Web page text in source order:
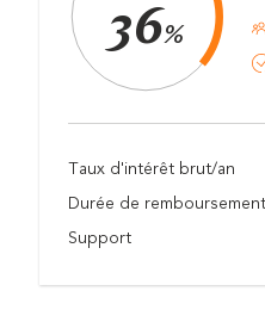
36%
Taux d'intérêt brut/an
Durée de remboursement
Support